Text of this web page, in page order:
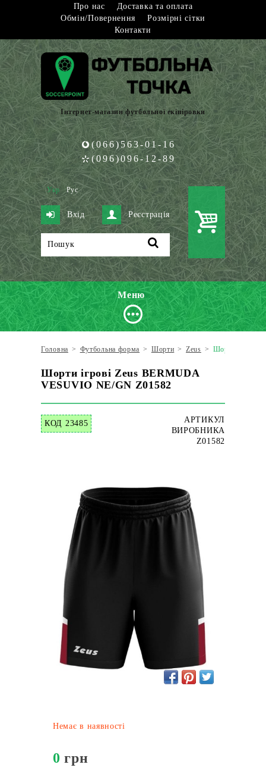
Про нас
Доставка та оплата
Обмін/Повернення
Розмірні сітки
Контакти
Інтернет-магазин футбольної екіпіровки
(066)563-01-16
(096)096-12-89
Укр Рус
Вхід Реєстрація
Меню
Головна > Футбольна форма > Шорти > Zeus > Шорти ігрові
Шорти ігрові Zeus BERMUDA
VESUVIO NE/GN Z01582
КОД 23485
АРТИКУЛ
ВИРОБНИКА
Z01582
Немає в наявності
0 грн